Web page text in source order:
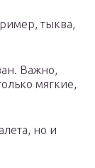
тыква,
Важно,
мягкие,
но и